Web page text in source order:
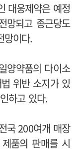
대웅제약은 예정
망되고 종근당도
망이다.
양약품의 다이소
위반 소지가 있
하고 있다.
국 200여개 매장
품의 판매를 시